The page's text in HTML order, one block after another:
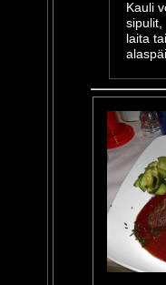
Kauli
sipulit,
laita